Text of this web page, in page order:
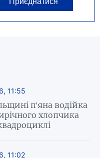
11:55
п'яна водійка
хлопчика
11:02